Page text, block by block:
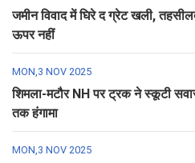
जमीन विवाद में घिरे द ग्रेट खली,
ऊपर नहीं
MON,3 NOV 2025
शिमला-मटौर NH पर ट्रक ने स्कूटी
तक हंगामा
MON,3 NOV 2025